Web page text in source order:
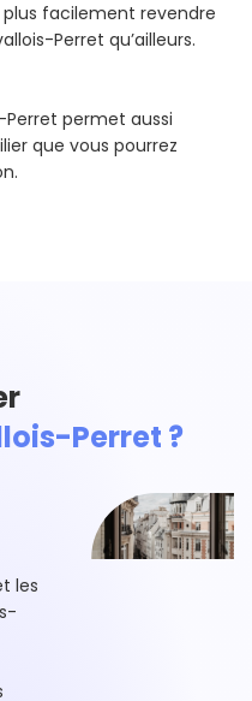
facilement revendre
Perret qu’ailleurs.
Perret permet aussi
que vous pourrez
Perret ?
les